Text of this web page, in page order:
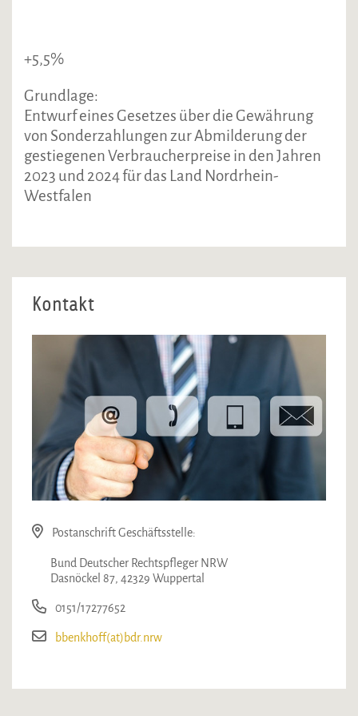
+5,5%
Grundlage:
Entwurf eines Gesetzes über die Gewährung
von Sonderzahlungen zur Abmilderung der
gestiegenen Verbraucherpreise in den Jahren
2023 und 2024 für das Land Nordrhein-
Westfalen
Kontakt
Postanschrift Geschäftsstelle:
Bund Deutscher Rechtspfleger NRW
Dasnöckel 87, 42329 Wuppertal
0151/17277652
bbenkhoff(at)bdr.nrw